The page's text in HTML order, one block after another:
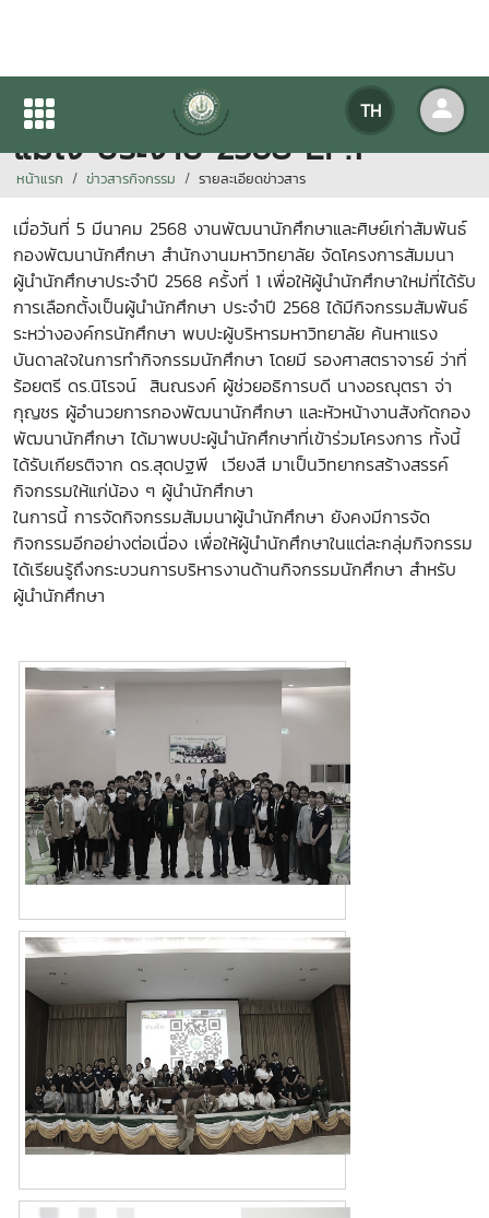
TH
สัมมนาผู้นำนักศึกษามหาวิทยาลัย
แม่โจ้ ประจำปี 2568 EP.1
หน้าแรก ข่าวสารกิจกรรม รายละเอียดข่าวสาร
เมื่อวันที่ 5 มีนาคม 2568 งานพัฒนานักศึกษาและศิษย์เก่าสัมพันธ์
กองพัฒนานักศึกษา สำนักงานมหาวิทยาลัย จัดโครงการสัมมนา
ผู้นำนักศึกษาประจำปี 2568 ครั้งที่ 1 เพื่อให้ผู้นำนักศึกษาใหม่ที่ได้รับ
การเลือกตั้งเป็นผู้นำนักศึกษา ประจำปี 2568 ได้มีกิจกรรมสัมพันธ์
ระหว่างองค์กรนักศึกษา พบปะผู้บริหารมหาวิทยาลัย ค้นหาแรง
บันดาลใจในการทำกิจกรรมนักศึกษา โดยมี รองศาสตราจารย์ ว่าที่
ร้อยตรี ดร.นิโรจน์ สินณรงค์ ผู้ช่วยอธิการบดี นางอรณุตรา จ่า
กุญชร ผู้อำนวยการกองพัฒนานักศึกษา และหัวหน้างานสังกัดกอง
พัฒนานักศึกษา ได้มาพบปะผู้นำนักศึกษาที่เข้าร่วมโครงการ ทั้งนี้
ได้รับเกียรติจาก ดร.สุดปฐพี เวียงสี มาเป็นวิทยากรสร้างสรรค์
กิจกรรมให้แก่น้อง ๆ ผู้นำนักศึกษา
ในการนี้ การจัดกิจกรรมสัมมนาผู้นำนักศึกษา ยังคงมีการจัด
กิจกรรมอีกอย่างต่อเนื่อง เพื่อให้ผู้นำนักศึกษาในแต่ละกลุ่มกิจกรรม
ได้เรียนรู้ถึงกระบวนการบริหารงานด้านกิจกรรมนักศึกษา สำหรับ
ผู้นำนักศึกษา